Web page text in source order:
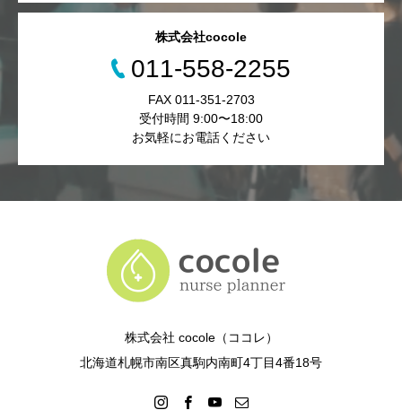
株式会社cocole
011-558-2255
FAX 011-351-2703
受付時間 9:00〜18:00
お気軽にお電話ください
株式会社 cocole（ココレ）
北海道札幌市南区真駒内南町4丁目4番18号